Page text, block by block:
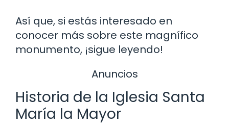
Así que, si estás interesado en
conocer más sobre este magnífico
monumento, ¡sigue leyendo!
Anuncios
Historia de la Iglesia Santa
María la Mayor